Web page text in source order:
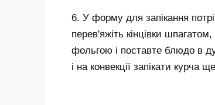
6. У форму для запікання
перев'яжіть кінцівки
фольгою і поставте блюдо в
і на конвекції запікати курча